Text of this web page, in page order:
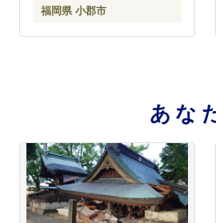
福岡県 小郡市
あな